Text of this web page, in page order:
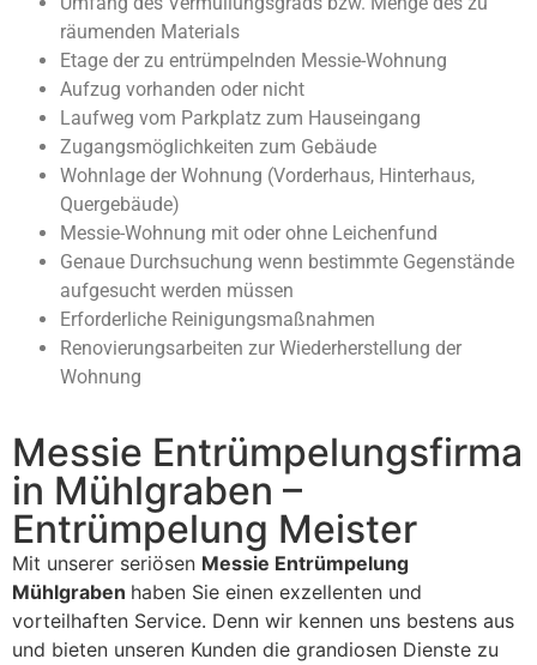
räumenden Materials
Etage der zu entrümpelnden Messie-Wohnung
Aufzug vorhanden oder nicht
Laufweg vom Parkplatz zum Hauseingang
Zugangsmöglichkeiten zum Gebäude
Wohnlage der Wohnung (Vorderhaus, Hinterhaus,
Quergebäude)
Messie-Wohnung mit oder ohne Leichenfund
Genaue Durchsuchung wenn bestimmte Gegenstände
aufgesucht werden müssen
Erforderliche Reinigungsmaßnahmen
Renovierungsarbeiten zur Wiederherstellung der
Wohnung
Messie Entrümpelungsfirma
in Mühlgraben –
Entrümpelung Meister
Mit unserer seriösen Messie Entrümpelung
Mühlgraben haben Sie einen exzellenten und
vorteilhaften Service. Denn wir kennen uns bestens aus
und bieten unseren Kunden die grandiosen Dienste zu